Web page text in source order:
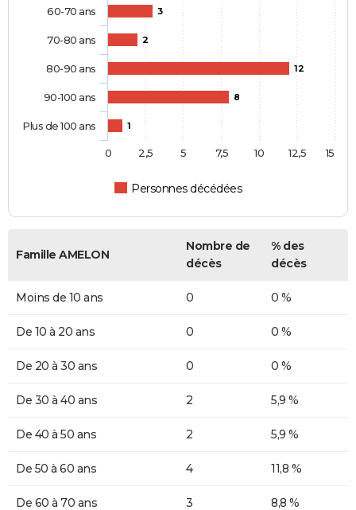
3
2
12
8
1
Personnes décédées
60-70 ans
70-80 ans
80-90 ans
90-100 ans
Plus de 100 ans
0 2,5 5 7,5 10 12,5 15
Famille AMELON
Nombre de
décès
% des
décès
Moins de 10 ans 0 0 %
De 10 à 20 ans 0 0 %
De 20 à 30 ans 0 0 %
De 30 à 40 ans 2 5,9 %
De 40 à 50 ans 2 5,9 %
De 50 à 60 ans 4 11,8 %
De 60 à 70 ans 3 8,8 %